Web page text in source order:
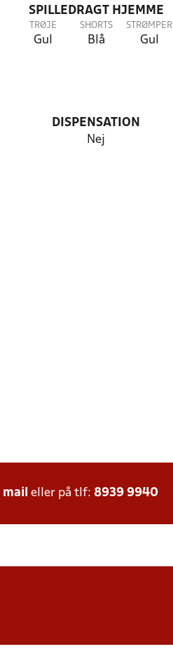
SPILLEDRAGT HJEMME
TRØJE
Gul
SHORTS
Blå
STRØMPER
Gul
DISPENSATION
Nej
mail eller på tlf: 8939 9940